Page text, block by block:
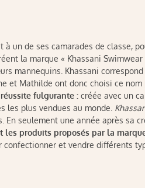
un de ses camarades de classe,
la marque « Khassani Swimwear
mannequins. Khassani correspond
et Mathilde ont donc choisi ce nom
fulgurante : créée avec un
les plus vendues au monde.
En seulement une année après sa
les produits proposés par la
confectionner et vendre différents